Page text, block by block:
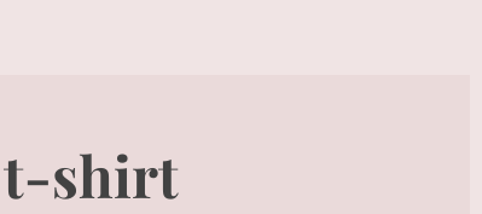
t-shirt